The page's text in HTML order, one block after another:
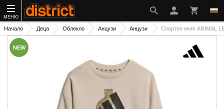
МЕНЮ
Начало Деца Облекло Анцузи Анцузи Спортен екип ANIMAL
NEW